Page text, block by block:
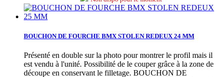
BOUCHON DE FOURCHE BMX STOLEN REDEUX 24 MM
Présenté en double sur la photo pour montrer le profil mais il
est vendu à l'unité. Possibilité de le couper grâce à la zone de
découpe en conservant le filletage. BOUCHON DE